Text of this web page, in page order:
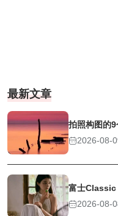
最新文章
拍照构图的
2026-08-
富士Classic
2026-08-